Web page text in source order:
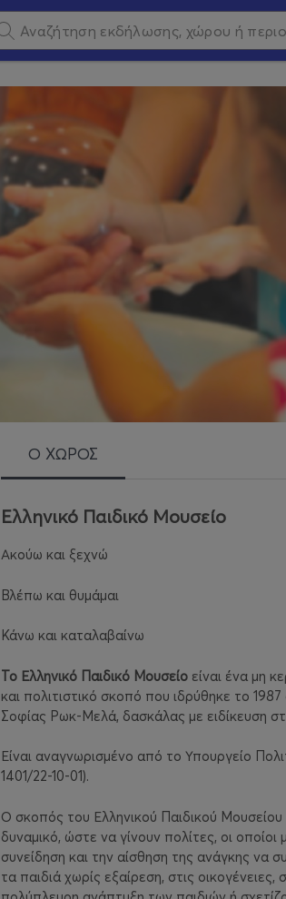
Ο ΧΩΡΟΣ
Ελληνικό Παιδικό Μουσείο
Ακούω και ξεχνώ
Βλέπω και θυμάμαι
Κάνω και καταλαβαίνω
Το Ελληνικό Παιδικό Μουσείο είναι ένα μη
και πολιτιστικό σκοπό που ιδρύθηκε το 1987
Σοφίας Ρωκ-Μελά, δασκάλας με ειδίκευση
Είναι αναγνωρισμένο από το Υπουργείο
1401/22-10-01).
Ο σκοπός του Ελληνικού Παιδικού Μουσείου
δυναμικό, ώστε να γίνουν πολίτες, οι
συνείδηση και την αίσθηση της ανάγκης να
τα παιδιά χωρίς εξαίρεση, στις